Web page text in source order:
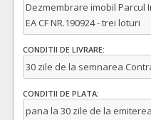
Dezmembrare imobil Parcul
EA CF NR.190924 - trei loturi
CONDITII DE LIVRARE:
30 zile de la semnarea
CONDITII DE PLATA:
pana la 30 zile de la